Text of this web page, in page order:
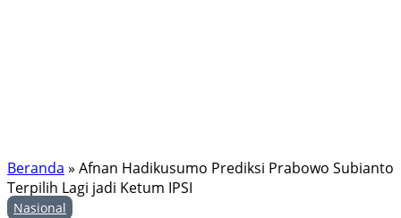
Beranda » Afnan Hadikusumo Prediksi Prabowo Subianto
Terpilih Lagi jadi Ketum IPSI
Nasional